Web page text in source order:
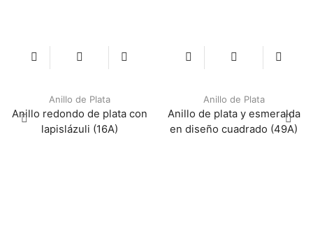
Anillo de Plata
Anillo redondo de plata con
lapislázuli (16A)
Anillo de Plata
Anillo de plata y esmeralda
en diseño cuadrado (49A)